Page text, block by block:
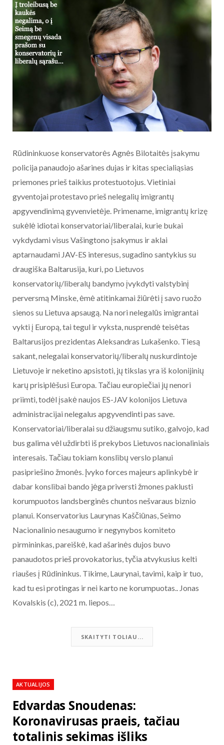
Rūdininkuose konservatorės Agnės Bilotaitės įsakymu
policija panaudojo ašarines dujas ir kitas specialiąsias
priemones prieš taikius protestuotojus. Vietiniai
gyventojai protestavo prieš nelegalių imigrantų
apgyvendinimą gyvenvietėje. Primename, imigrantų krizę
sukėlė idiotai konservatoriai/liberalai, kurie bukai
vykdydami visus Vašingtono įsakymus ir aklai
aptarnaudami JAV-ES interesus, sugadino santykius su
draugiška Baltarusija, kuri, po Lietuvos
konservatorių/liberalų bandymo įvykdyti valstybinį
perversmą Minske, ėmė atitinkamai žiūrėti į savo ruožo
sienos su Lietuva apsaugą. Na nori nelegalūs imigrantai
vykti į Europą, tai tegul ir vyksta, nusprendė teisėtas
Baltarusijos prezidentas Aleksandras Lukašenko. Tiesą
sakant, nelegalai konservatorių/liberalų nuskurdintoje
Lietuvoje ir neketino apsistoti, jų tikslas yra iš kolonijinių
karų prisiplėšusi Europa. Tačiau europiečiai jų nenori
priimti, todėl įsakė naujos ES-JAV kolonijos Lietuva
administracijai nelegalus apgyvendinti pas save.
Konservatoriai/liberalai su džiaugsmu sutiko, galvojo, kad
bus galima vėl uždirbti iš prekybos Lietuvos nacionaliniais
interesais. Tačiau tokiam konslibų verslo planui
pasipriešino žmonės. Įvyko forces majeurs aplinkybė ir
dabar konslibai bando jėga priversti žmones paklusti
korumpuotos landsberginės chuntos nešvaraus biznio
planui. Konservatorius Laurynas Kaščiūnas, Seimo
Nacionalinio nesaugumo ir negynybos komiteto
pirmininkas, pareiškė, kad ašarinės dujos buvo
panaudotos prieš provokatorius, tyčia atvykusius kelti
riaušes į Rūdininkus. Tikime, Laurynai, tavimi, kaip ir tuo,
kad tu esi protingas ir nei karto ne korumpuotas.. Jonas
Kovalskis (c), 2021 m. liepos…
SKAITYTI TOLIAU...
AKTUALIJOS
Edvardas Snoudenas:
Koronavirusas praeis, tačiau
totalinis sekimas išliks